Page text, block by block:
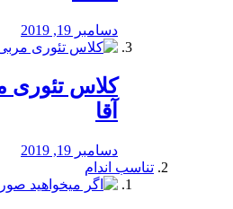
دسامبر 19, 2019
آقا
دسامبر 19, 2019
تناسب اندام